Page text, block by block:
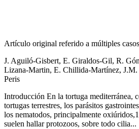
Artículo original referido a múltiples
J. Aguiló-Gisbert, E. Giraldos-Gil, R.
Lizana-Martin, E. Chillida-Martínez, J.M.
Peris
Introducción En la tortuga mediterránea,
tortugas terrestres, los parásitos
los nematodos, principalmente
suelen hallar protozoos, sobre todo cilia...